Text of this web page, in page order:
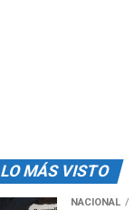
LO MÁS VISTO
NACIONAL